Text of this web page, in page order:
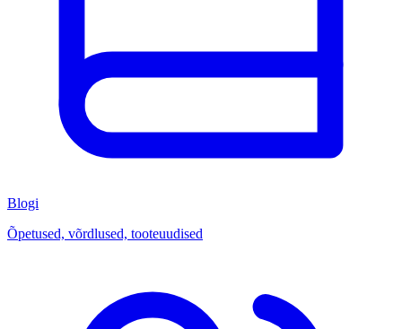
Blogi
Õpetused, võrdlused, tooteuudised